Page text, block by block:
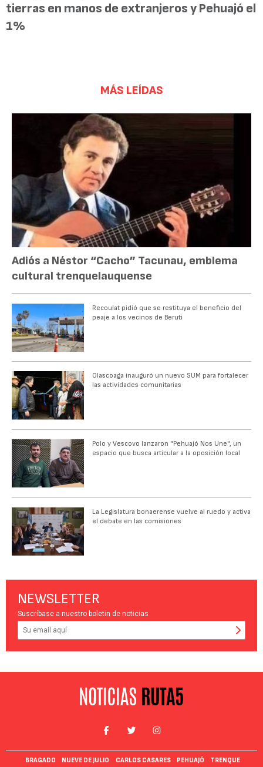
tierras en manos de extranjeros y Pehuajó el
1%
MÁS LEÍDAS
Adiós a Néstor “Cacho” Tacunau, emblema
cultural trenquelauquense
Recoulat pidió que se restituya el beneficio del
peaje a los vecinos de Beruti
Olascoaga inauguró un nuevo SUM para fortalecer
las actividades comunitarias
Polo y Vescovo lanzaron "Pehuajó Nos Une", un
espacio que busca articular a la oposición local
La Legislatura bonaerense vuelve al ruedo y activa
el debate en las comisiones
NEWSLETTER
Suscríbase a nuestro boletín de noticias
BRAGADO NUEVE DE JULIO CARLOS CASARES PEHUAJÓ TRENQUE